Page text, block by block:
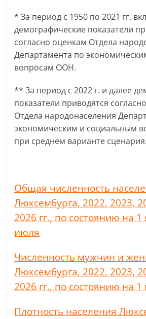
* За период с 1950 по 2021 гг.
демографические показатели
согласно оценкам Отдела
Департамента по
вопросам ООН.
** За период с 2022 г. и далее
показатели приводятся
Отдела народонаселения
экономическим и социальным
при среднем варианте сценария.
Общая численность
Люксембурга, 2022, 2023,
2026 гг., по состоянию на 1
июля
Численность мужчин и
Люксембурга, 2022, 2023,
2026 гг., по состоянию на
Плотность населения